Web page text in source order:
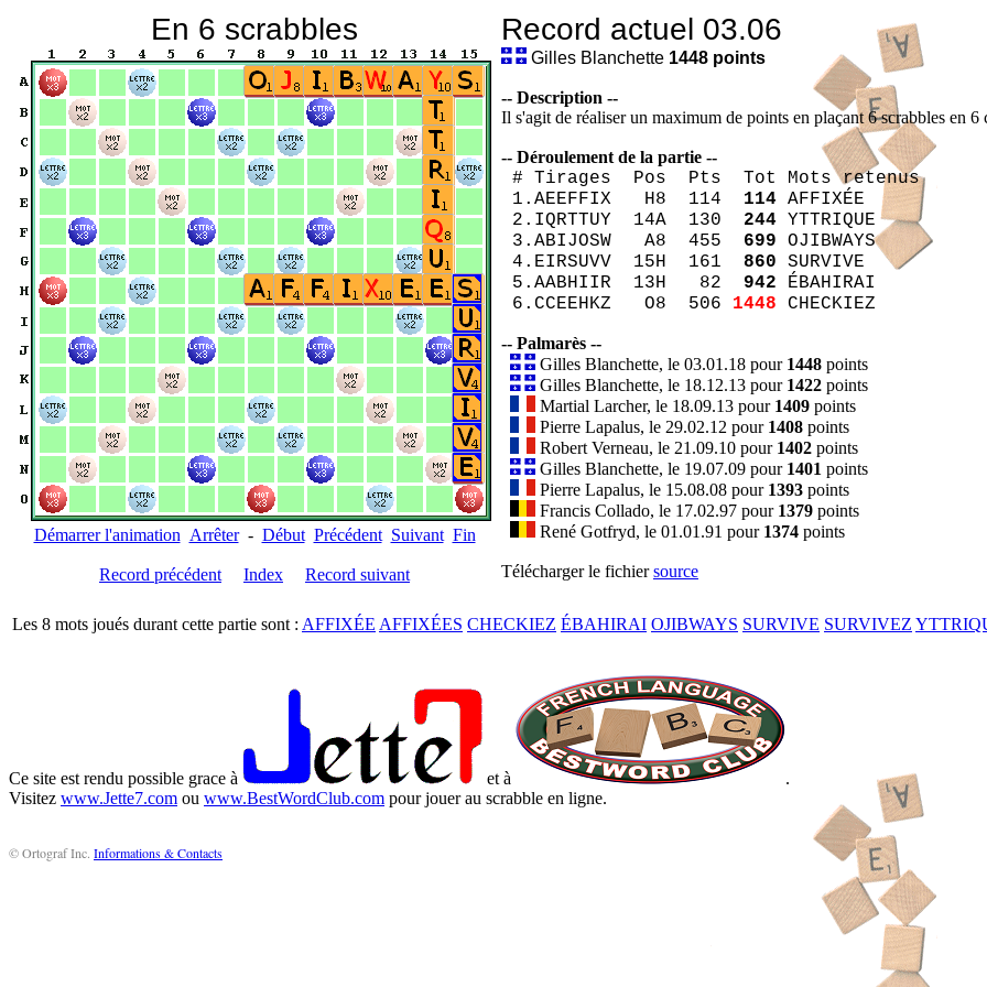
En 6 scrabbles
Démarrer l'animation Arrêter- Début Précédent Suivant Fin
Record précédent Index Record suivant
Record actuel 03.06
Gilles Blanchette 1448 points
-- Description --
Il s'agit de réaliser un maximum de points en plaçant 6 scrabbles en 6
-- Déroulement de la partie --
# Tirages Pos Pts Tot Mots retenus
1.AEEFFIX H8 114 114 AFFIXÉE
2.IQRTTUY 14A 130 244 YTTRIQUE
3.ABIJOSW A8 455 699 OJIBWAYS
4.EIRSUVV 15H 161 860 SURVIVE
5.AABHIIR 13H 82 942 ÉBAHIRAI
6.CCEEHKZ O8 506 1448 CHECKIEZ
-- Palmarès --
Gilles Blanchette, le 03.01.18 pour 1448 points
Gilles Blanchette, le 18.12.13 pour 1422 points
Martial Larcher, le 18.09.13 pour 1409 points
Pierre Lapalus, le 29.02.12 pour 1408 points
Robert Verneau, le 21.09.10 pour 1402 points
Gilles Blanchette, le 19.07.09 pour 1401 points
Pierre Lapalus, le 15.08.08 pour 1393 points
Francis Collado, le 17.02.97 pour 1379 points
René Gotfryd, le 01.01.91 pour 1374 points
Télécharger le fichiersource
Les 8 mots joués durant cette partie sont : AFFIXÉE AFFIXÉES CHECKIEZ ÉBAHIRAI OJIBWAYS SURVIVE SURVIVEZ
Ce site est rendu possible grace à et à
.
Visitez www.Jette7.com ou www.BestWordClub.com pour jouer au scrabble en ligne.
© Ortograf Inc. Informations & Contacts